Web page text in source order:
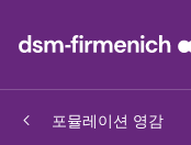
포뮬레이션 영감